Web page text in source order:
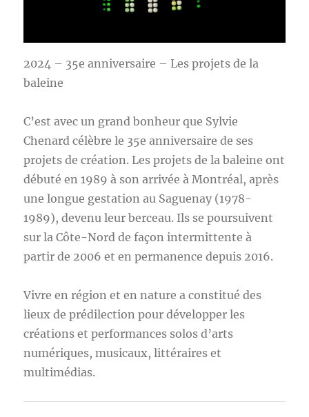
2024 – 35e anniversaire – Les projets de la
baleine
C’est avec un grand bonheur que Sylvie
Chenard célèbre le 35e anniversaire de ses
projets de création. Les projets de la baleine ont
débuté en 1989 à son arrivée à Montréal, après
une longue gestation au Saguenay (1978-
1989), devenu leur berceau. Ils se poursuivent
sur la Côte-Nord de façon intermittente à
partir de 2006 et en permanence depuis 2016.
Vivre en région et en nature a constitué des
lieux de prédilection pour développer les
créations et performances solos d’arts
numériques, musicaux, littéraires et
multimédias.